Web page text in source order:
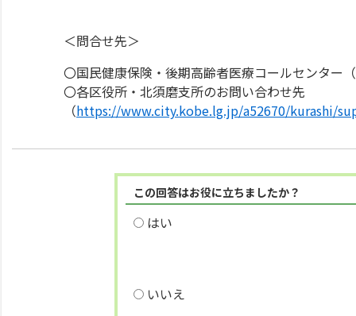
＜問合せ先＞
〇国民健康保険・後期高齢者医療コールセンタ
〇各区役所・北須磨支所のお問い合わせ先
（https://www.city.kobe.lg.jp/a52670/kurashi/
この回答はお役に立ちましたか？
はい
いいえ